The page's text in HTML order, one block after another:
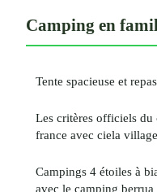
Camping en
Tente spacieuse et
Les critères officiels du
france avec ciela village
Campings 4 étoiles à
avec le camping berrua